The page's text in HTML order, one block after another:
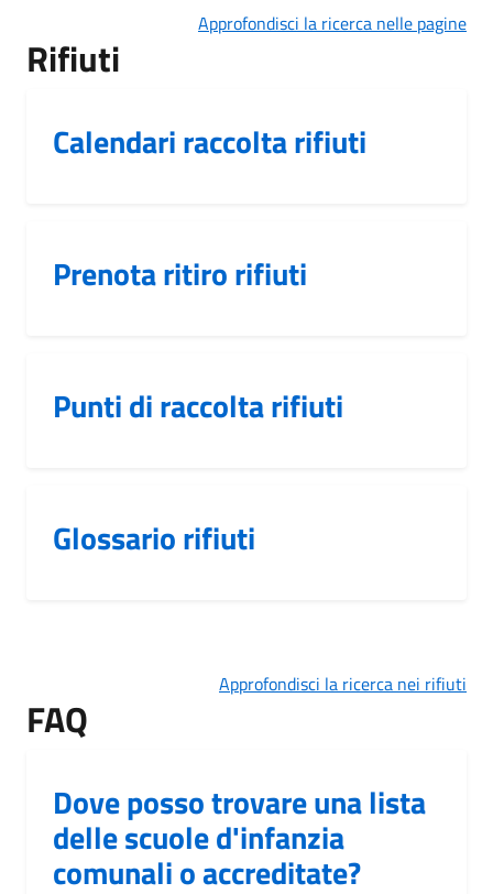
Approfondisci la ricerca nelle pagine
Rifiuti
Calendari raccolta rifiuti
Prenota ritiro rifiuti
Punti di raccolta rifiuti
Glossario rifiuti
Approfondisci la ricerca nei rifiuti
FAQ
Dove posso trovare una lista
delle scuole d'infanzia
comunali o accreditate?